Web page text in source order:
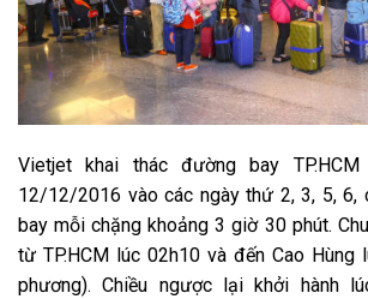
Vietjet khai thác đường bay
12/12/2016 vào các ngày thứ 2, 3, 5, 6,
bay mỗi chặng khoảng 3 giờ 30 phút.
từ TP.HCM lúc 02h10 và đến Cao Hùng
phương). Chiều ngược lại khởi hành